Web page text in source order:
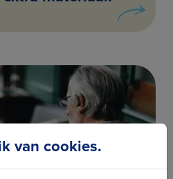
van cookies.